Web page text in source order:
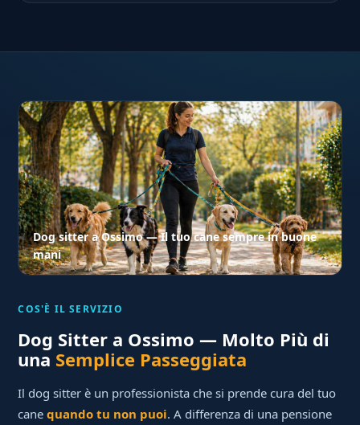
Dog sitter a Ossimo — Il tuo cane sempre in buone
mani
COS'È IL SERVIZIO
Dog Sitter a Ossimo — Molto Più di
una Semplice Passeggiata
Il dog sitter è un professionista che si prende cura del tuo
canequando tu non puoi. A differenza di una pensione